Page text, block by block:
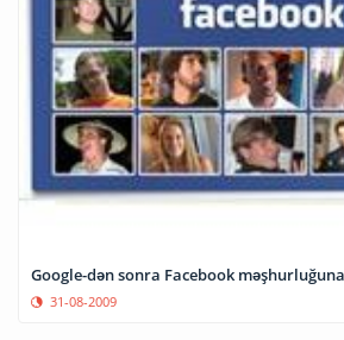
Google-dən sonra Facebook
31-08-2009